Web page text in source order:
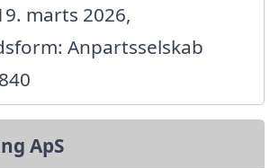
marts 2026,
Anpartsselskab
ApS